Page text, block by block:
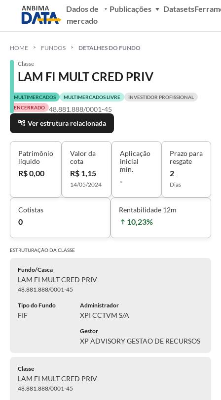
Dados de
mercado
Publicações Datasets
HOME FUNDOS DETALHES DO FUNDO
Classe
LAM FI MULT CRED PRIV
MULTIMERCADOS MULTIMERCADOS LIVRE
INVESTIDOR PROFISSIONAL
ENCERRADO
48.881.888/0001-45
Ver estrutura relacionada
Patrimônio
líquido
R$ 0,00
Valor da
cota
R$ 1,15
14/05/2024
Aplicação
inicial
mín.
-
Prazo para
resgate
2
Dias
Cotistas
0
Rentabilidade 12m
10,23%
ESTRUTURAÇÃO DACLASSE
Fundo/Casca
LAM FI MULT CRED PRIV
48.881.888/0001-45
Tipo do Fundo
FIF
Administrador
XPI CCTVM S/A
Gestor
XP ADVISORY GESTAO DE RECURSOS
Classe
LAM FI MULT CRED PRIV
48.881.888/0001-45